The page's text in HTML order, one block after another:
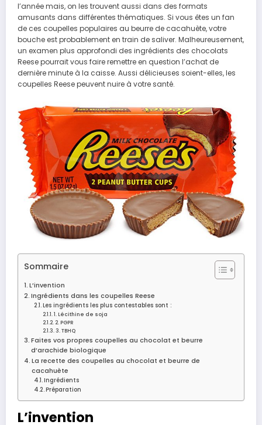
l’année mais, on les trouvent aussi dans des formats
amusants dans différentes thématiques. Si vous êtes un fan
de ces coupelles populaires au beurre de cacahuète, votre
bouche est probablement en train de saliver. Malheureusement,
un examen plus approfondi des ingrédients des chocolats
Reese pourrait vous faire remettre en question l’achat de
dernière minute à la caisse. Aussi délicieuses soient-elles, les
coupelles Reese peuvent nuire à votre santé.
Sommaire
L’invention
Ingrédients dans les coupelles Reese
Les ingrédients les plus contestables sont :
1. Lécithine de soja
2. PGPR
3. TBHQ
Faites vos propres coupelles au chocolat et beurre
d’arachide biologique
La recette des coupelles au chocolat et beurre de
cacahuète
Ingrédients
Préparation
L’invention